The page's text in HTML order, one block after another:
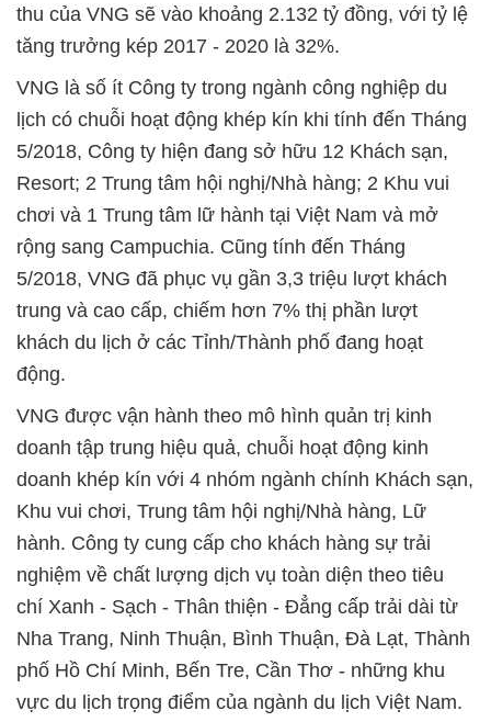
thu của VNG sẽ vào khoảng 2.132 tỷ đồng, với tỷ lệ
tăng trưởng kép 2017 - 2020 là 32%.
VNG là số ít Công ty trong ngành công nghiệp du
lịch có chuỗi hoạt động khép kín khi tính đến Tháng
5/2018, Công ty hiện đang sở hữu 12 Khách sạn,
Resort; 2 Trung tâm hội nghị/Nhà hàng; 2 Khu vui
chơi và 1 Trung tâm lữ hành tại Việt Nam và mở
rộng sang Campuchia. Cũng tính đến Tháng
5/2018, VNG đã phục vụ gần 3,3 triệu lượt khách
trung và cao cấp, chiếm hơn 7% thị phần lượt
khách du lịch ở các Tỉnh/Thành phố đang hoạt
động.
VNG được vận hành theo mô hình quản trị kinh
doanh tập trung hiệu quả, chuỗi hoạt động kinh
doanh khép kín với 4 nhóm ngành chính Khách sạn,
Khu vui chơi, Trung tâm hội nghị/Nhà hàng, Lữ
hành. Công ty cung cấp cho khách hàng sự trải
nghiệm về chất lượng dịch vụ toàn diện theo tiêu
chí Xanh - Sạch - Thân thiện - Đẳng cấp trải dài từ
Nha Trang, Ninh Thuận, Bình Thuận, Đà Lạt, Thành
phố Hồ Chí Minh, Bến Tre, Cần Thơ - những khu
vực du lịch trọng điểm của ngành du lịch Việt Nam.